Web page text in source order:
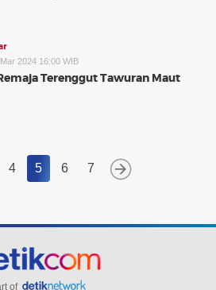
2024 16:00 WIB
Terenggut Tawuran Maut
4 5 6 7
of